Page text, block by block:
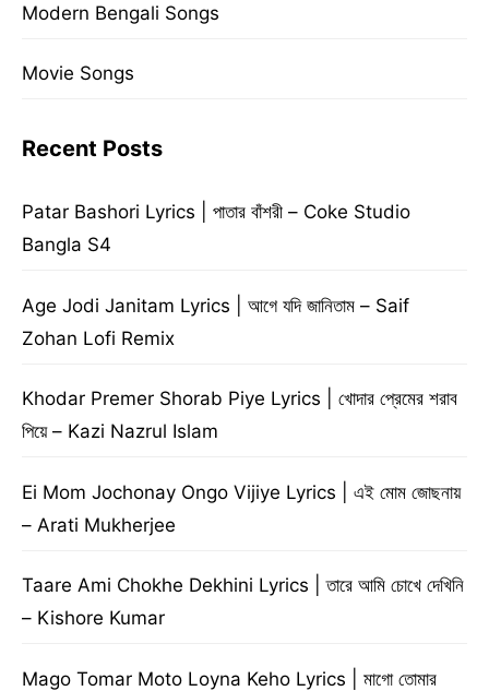
Modern Bengali Songs
Movie Songs
Recent Posts
Patar Bashori Lyrics | পাতার বাঁশরী – Coke Studio
Bangla S4
Age Jodi Janitam Lyrics | আগে যদি জানিতাম – Saif
Zohan Lofi Remix
Khodar Premer Shorab Piye Lyrics | খোদার প্রেমের শরাব
পিয়ে – Kazi Nazrul Islam
Ei Mom Jochonay Ongo Vijiye Lyrics | এই মোম জোছনায়
– Arati Mukherjee
Taare Ami Chokhe Dekhini Lyrics | তারে আমি চোখে দেখিনি
– Kishore Kumar
Mago Tomar Moto Loyna Keho Lyrics | মাগো তোমার